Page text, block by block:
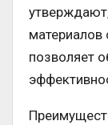
материалов
позволяет